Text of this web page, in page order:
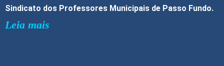
Sindicato dos Professores Municipais de Passo Fundo.
Leia mais